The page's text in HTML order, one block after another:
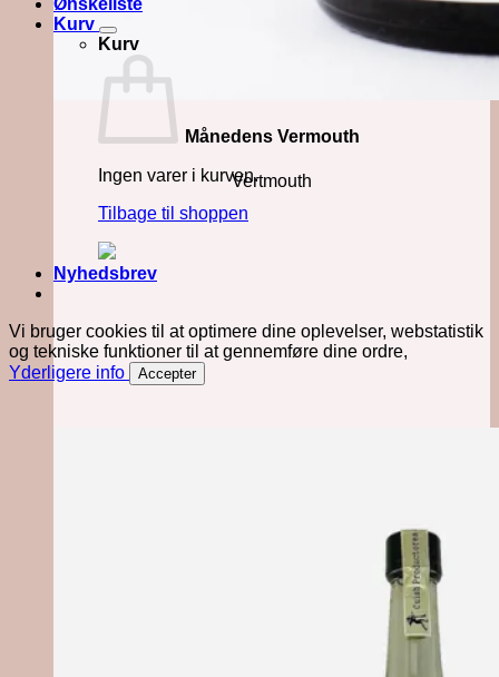
Månedens Vermouth
Vertmouth
Ønskeliste
Kurv
Kurv
Ingen varer i kurven.
Tilbage til shoppen
Nyhedsbrev
Vi bruger cookies til at optimere dine oplevelser, webstatistik
og tekniske funktioner til at gennemføre dine ordre,
Yderligere info
Accepter